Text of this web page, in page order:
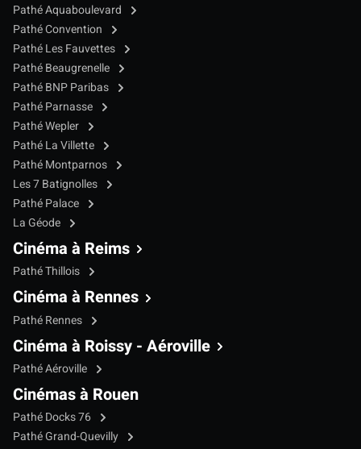
Pathé Aquaboulevard
Pathé Convention
Pathé Les Fauvettes
Pathé Beaugrenelle
Pathé BNP Paribas
Pathé Parnasse
Pathé Wepler
Pathé La Villette
Pathé Montparnos
Les 7 Batignolles
Pathé Palace
La Géode
Cinéma à Reims
Pathé Thillois
Cinéma à Rennes
Pathé Rennes
Cinéma à Roissy - Aéroville
Pathé Aéroville
Cinémas à Rouen
Pathé Docks 76
Pathé Grand-Quevilly